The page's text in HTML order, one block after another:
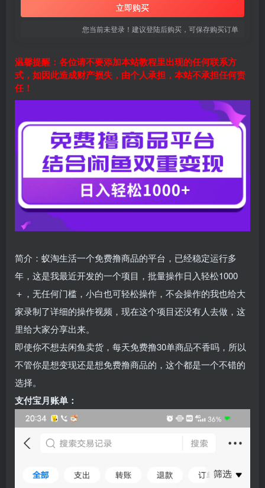
立即购买
您当前未登录！建议登陆后购买，可保存购买订单
温馨提醒：各位请不要添加本站教程里出现的任何联系方
式，如因此造成财产损失，由个人承担，本站不承担任何责
任！
简介：蚁淘生活一个免费撸商品的平台，已经稳定运行多
年，这是我最近开发的一个项目，批量操作日入轻松1000
＋，无任何门槛，小白也可轻松操作，不会操作的我也给大
家录制了详细的操作视频，现在这个项目还没有人去做，这
里给大家分享出来。
即使你不想去闲鱼卖货，每天免费撸30单商品不香吗，所以
不管你是想变现还是想免费撸商品的，这个都是一个不错的
选择。
支付宝月账单：